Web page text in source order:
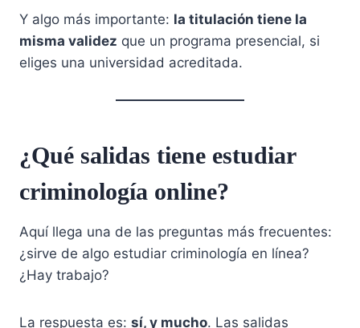
Y algo más importante: la titulación tiene la
misma validez que un programa presencial, si
eliges una universidad acreditada.
¿Qué salidas tiene estudiar
criminología online?
Aquí llega una de las preguntas más frecuentes:
¿sirve de algo estudiar criminología en línea?
¿Hay trabajo?
La respuesta es: sí, y mucho. Las salidas